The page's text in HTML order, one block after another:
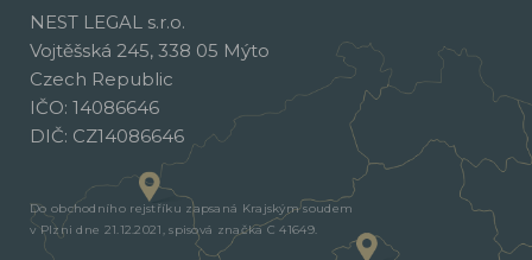
NEST LEGAL s.r.o.
Vojtěšská 245, 338 05 Mýto
Czech Republic
IČO: 14086646
DIČ: CZ14086646
Do obchodního rejstříku zapsaná Krajským soudem
v Plzni dne 21.12.2021, spisová značka C 41649.